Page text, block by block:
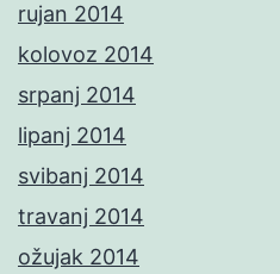
rujan 2014
kolovoz 2014
srpanj 2014
lipanj 2014
svibanj 2014
travanj 2014
ožujak 2014